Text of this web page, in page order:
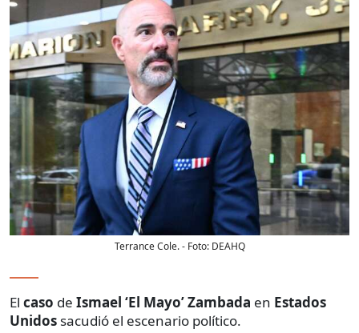
Terrance Cole.- Foto: DEAHQ
El caso de Ismael ‘El Mayo’ Zambada en Estados
Unidos sacudió el escenario político.